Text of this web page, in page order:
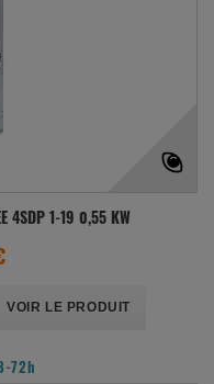
4SDP 1-19 0,55 KW
VOIR LE PRODUIT
72h